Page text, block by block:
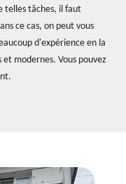
telles tâches, il faut
ce cas, on peut vous
d'expérience en la
modernes. Vous pouvez